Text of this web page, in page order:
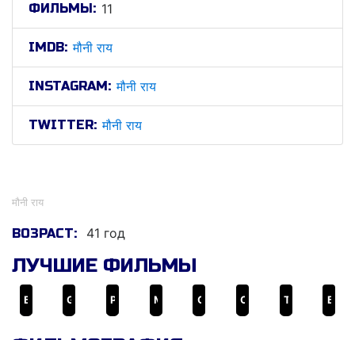
ФИЛЬМЫ: 11
IMDB: मौनी राय
INSTAGRAM: मौनी राय
TWITTER: मौनी राय
मौनी राय
ВОЗРАСТ: 41 год
ЛУЧШИЕ ФИЛЬМЫ